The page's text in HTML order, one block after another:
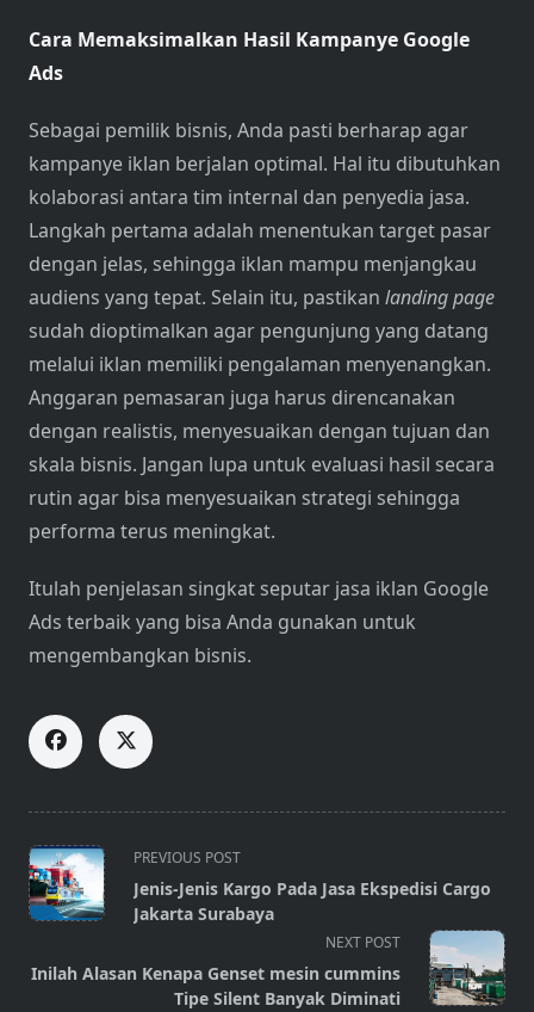
Cara Memaksimalkan Hasil Kampanye Google
Ads
Sebagai pemilik bisnis, Anda pasti berharap agar
kampanye iklan berjalan optimal. Hal itu dibutuhkan
kolaborasi antara tim internal dan penyedia jasa.
Langkah pertama adalah menentukan target pasar
dengan jelas, sehingga iklan mampu menjangkau
audiens yang tepat. Selain itu, pastikan landing page
sudah dioptimalkan agar pengunjung yang datang
melalui iklan memiliki pengalaman menyenangkan.
Anggaran pemasaran juga harus direncanakan
dengan realistis, menyesuaikan dengan tujuan dan
skala bisnis. Jangan lupa untuk evaluasi hasil secara
rutin agar bisa menyesuaikan strategi sehingga
performa terus meningkat.
Itulah penjelasan singkat seputar jasa iklan Google
Ads terbaik yang bisa Anda gunakan untuk
mengembangkan bisnis.
<span
class="nav-
subtitle
reader-
text">Page</span>
PREVIOUS POST
Jenis-Jenis Kargo Pada Jasa Ekspedisi Cargo
Jakarta Surabaya
NEXT POST
Inilah Alasan Kenapa Genset mesin cummins
Tipe Silent Banyak Diminati